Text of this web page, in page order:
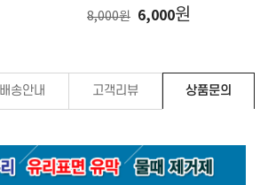
8,000원 6,000원
배송안내 고객리뷰 상품문의